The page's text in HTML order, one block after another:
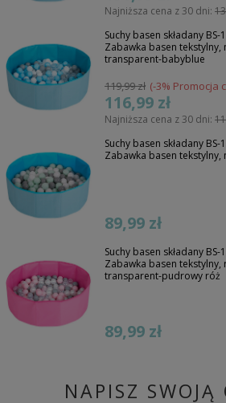
Najniższa cena z 30 dni:
Suchy basen składany
Zabawka basen tekstylny,
transparent-babyblue
119,99 zł (-3% Promocja
116,99 zł
Najniższa cena z 30 dni:
Suchy basen składany
Zabawka basen tekstylny,
89,99 zł
Suchy basen składany
Zabawka basen tekstylny,
transparent-pudrowy róż
89,99 zł
NAPISZ SWOJĄ